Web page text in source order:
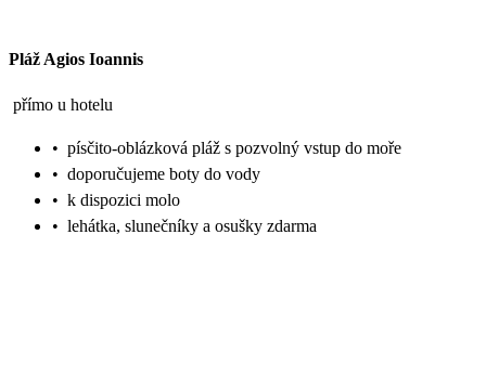
Pláž Agios Ioannis
přímo u hotelu
• písčito-oblázková pláž s pozvolný vstup do moře
• doporučujeme boty do vody
• k dispozici molo
• lehátka, slunečníky a osušky zdarma